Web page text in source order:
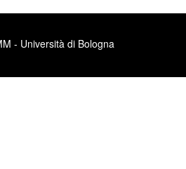
- Università di Bologna